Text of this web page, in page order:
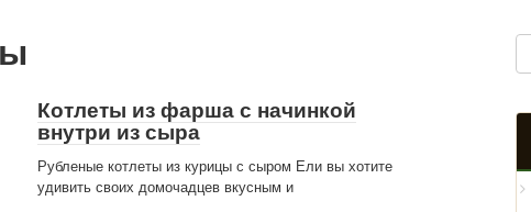
Котлеты из фарша с начинкой
внутри из сыра
Рубленые котлеты из курицы с сыром Ели вы хотите
удивить своих домочадцев вкусным и